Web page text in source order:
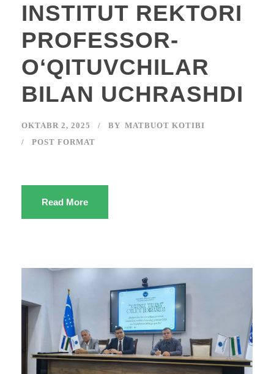
INSTITUT REKTORI
PROFESSOR-
OʻQITUVCHILAR
BILAN UCHRASHDI
OKTABR 2, 2025 BY MATBUOT KOTIBI
POST FORMAT
Read More